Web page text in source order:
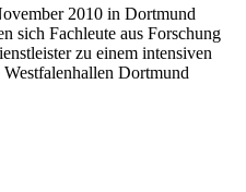
2010 in Dortmund
sich Fachleute aus Forschung
zu einem intensiven
Dortmund